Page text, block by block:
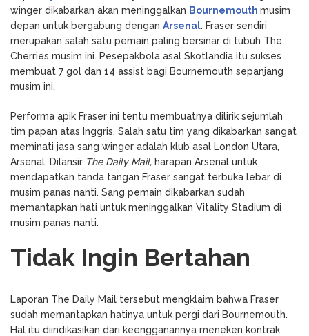
winger dikabarkan akan meninggalkan Bournemouth musim
depan untuk bergabung dengan Arsenal. Fraser sendiri
merupakan salah satu pemain paling bersinar di tubuh The
Cherries musim ini. Pesepakbola asal Skotlandia itu sukses
membuat 7 gol dan 14 assist bagi Bournemouth sepanjang
musim ini.
Performa apik Fraser ini tentu membuatnya dilirik sejumlah
tim papan atas Inggris. Salah satu tim yang dikabarkan sangat
meminati jasa sang winger adalah klub asal London Utara,
Arsenal. Dilansir The Daily Mail, harapan Arsenal untuk
mendapatkan tanda tangan Fraser sangat terbuka lebar di
musim panas nanti. Sang pemain dikabarkan sudah
memantapkan hati untuk meninggalkan Vitality Stadium di
musim panas nanti.
Tidak Ingin Bertahan
Laporan The Daily Mail tersebut mengklaim bahwa Fraser
sudah memantapkan hatinya untuk pergi dari Bournemouth.
Hal itu diindikasikan dari keengganannya meneken kontrak